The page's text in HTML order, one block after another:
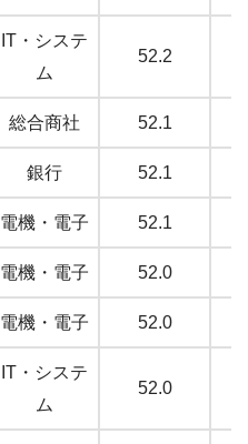
IT・システ
ム
52.2
総合商社 52.1
銀行 52.1
電機・電子 52.1
電機・電子 52.0
電機・電子 52.0
IT・システ
ム
52.0